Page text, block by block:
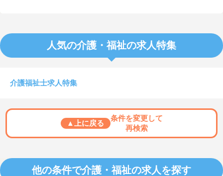
人気の介護・福祉の求人特集
介護福祉士求人特集
▲上に戻る
条件を変更して
再検索
他の条件で介護・福祉の求人を探す